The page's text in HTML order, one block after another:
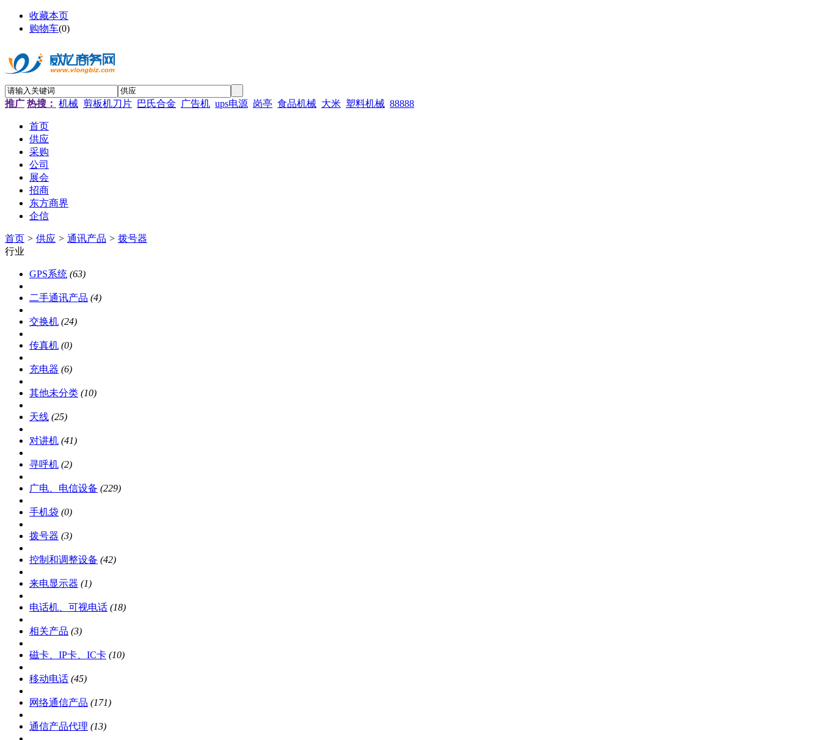
收藏本页
购物车(0)
推广 热搜： 机械 剪板机刀片 巴氏合金 广告机 ups电源 岗亭 食品机械 大米 塑料机械 88888
首页
供应
采购
公司
展会
招商
东方商界
企信
首页 > 供应 > 通讯产品 > 拨号器
行业
GPS系统 (63)
二手通讯产品 (4)
交换机 (24)
传真机 (0)
充电器 (6)
其他未分类 (10)
天线 (25)
对讲机 (41)
寻呼机 (2)
广电、电信设备 (229)
手机袋 (0)
拨号器 (3)
控制和调整设备 (42)
来电显示器 (1)
电话机、可视电话 (18)
相关产品 (3)
磁卡、IP卡、IC卡 (10)
移动电话 (45)
网络通信产品 (171)
通信产品代理 (13)